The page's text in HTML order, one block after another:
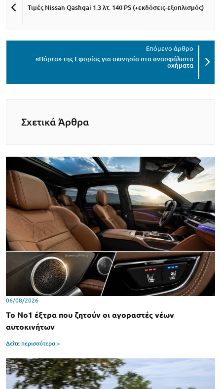
Τιμές Nissan Qashqai 1.3 λτ. 140 PS (+εκδόσεις-εξοπλισμός)
«Πόρτα» της Εφορίας για ακινησία στα ανασφάλιστα
οχήματα
Σχετικά Άρθρα
06/08/2026
Το Νο1 έξτρα που ζητούν οι αγοραστές νέων
αυτοκινήτων
Δείτε περισσότερα >